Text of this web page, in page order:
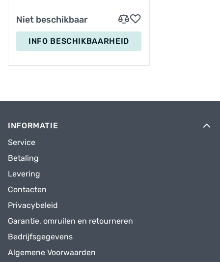
Niet beschikbaar
INFO BESCHIKBAARHEID
INFORMATIE
Service
Betaling
Levering
Contacten
Privacybeleid
Garantie, omruilen en retourneren
Bedrijfsgegevens
Algemene Voorwaarden